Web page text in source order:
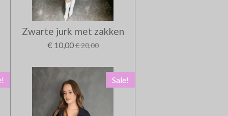
Zwarte jurk met zakken
€ 10,00€ 20,00
Sale!